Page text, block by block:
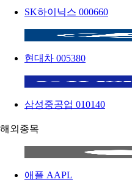
SK하이닉스 000660
현대차 005380
삼성중공업 010140
해외종목
애플 AAPL